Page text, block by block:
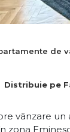
de
Distribuie pe
vânzare
zona